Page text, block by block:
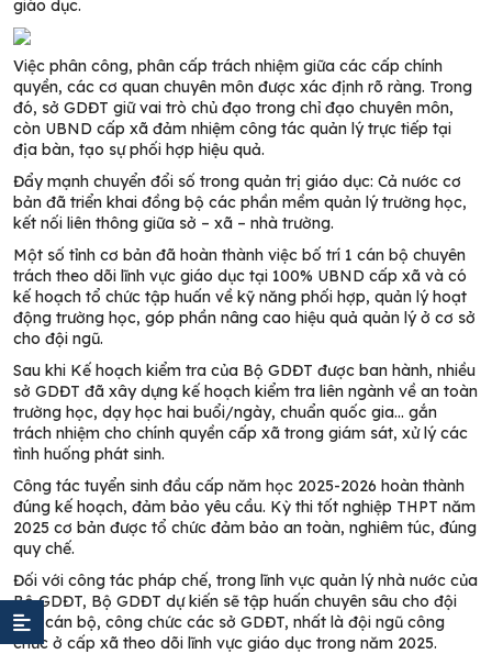
giáo dục.
Việc phân công, phân cấp trách nhiệm giữa các cấp chính
quyền, các cơ quan chuyên môn được xác định rõ ràng. Trong
đó, sở GDĐT giữ vai trò chủ đạo trong chỉ đạo chuyên môn,
còn UBND cấp xã đảm nhiệm công tác quản lý trực tiếp tại
địa bàn, tạo sự phối hợp hiệu quả.
Đẩy mạnh chuyển đổi số trong quản trị giáo dục: Cả nước cơ
bản đã triển khai đồng bộ các phần mềm quản lý trường học,
kết nối liên thông giữa sở – xã – nhà trường.
Một số tỉnh cơ bản đã hoàn thành việc bố trí 1 cán bộ chuyên
trách theo dõi lĩnh vực giáo dục tại 100% UBND cấp xã và có
kế hoạch tổ chức tập huấn về kỹ năng phối hợp, quản lý hoạt
động trường học, góp phần nâng cao hiệu quả quản lý ở cơ sở
cho đội ngũ.
Sau khi Kế hoạch kiểm tra của Bộ GDĐT được ban hành, nhiều
sở GDĐT đã xây dựng kế hoạch kiểm tra liên ngành về an toàn
trường học, dạy học hai buổi/ngày, chuẩn quốc gia… gắn
trách nhiệm cho chính quyền cấp xã trong giám sát, xử lý các
tình huống phát sinh.
Công tác tuyển sinh đầu cấp năm học 2025-2026 hoàn thành
đúng kế hoạch, đảm bảo yêu cầu. Kỳ thi tốt nghiệp THPT năm
2025 cơ bản được tổ chức đảm bảo an toàn, nghiêm túc, đúng
quy chế.
Đối với công tác pháp chế, trong lĩnh vực quản lý nhà nước của
Bộ GDĐT, Bộ GDĐT dự kiến sẽ tập huấn chuyên sâu cho đội
ngũ cán bộ, công chức các sở GDĐT, nhất là đội ngũ công
chức ở cấp xã theo dõi lĩnh vực giáo dục trong năm 2025.